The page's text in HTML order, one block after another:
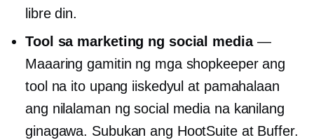
libre din.
Tool sa marketing ng social media—
Maaaring gamitin ng mga shopkeeper ang
tool na ito upang iiskedyul at pamahalaan
ang nilalaman ng social media na kanilang
ginagawa. Subukan ang HootSuite at Buffer.